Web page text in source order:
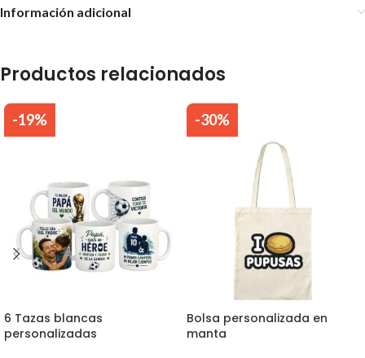
Información adicional
Productos relacionados
-19%
6 Tazas blancas
personalizadas
-30%
Bolsa personalizada en
manta